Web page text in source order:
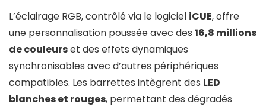
L’éclairage RGB, contrôlé via le logiciel iCUE, offre
une personnalisation poussée avec des 16,8 millions
de couleurset des effets dynamiques
synchronisables avec d’autres périphériques
compatibles. Les barrettes intègrent des LED
blanches et rouges, permettant des dégradés